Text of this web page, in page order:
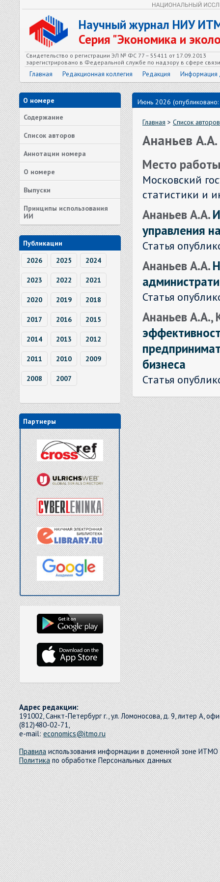
Научный журнал НИУ
Серия "Экономика и
Свидетельство о регистрации ЭЛ № ФС 77 – 55411 от 17.09.2013
зарегистрировано в Федеральной службе по надзору в сфере
Главная Редакционная коллегия Редакция Информация
О номере
Содержание
Список авторов
Аннотации номера
О номере
Выпуски
Принципы использования
ИИ
Публикации
2026
2025 2024
2023 2022 2021
2020 2019 2018
2017 2016 2015
2014 2013 2012
2011 2010 2009
2008 2007
Партнеры
Июнь 2026
Главная > Список авторов
Ананьев А.А.
Место
Московский
статистики и
Ананьев А.А.
управления
Статья
Ананьев А.А.
Статья
Ананьев
бизнеса
Статья
Адрес редакции:
191002, Санкт-Петербург г., ул. Ломоносова, д. 9, литер А,
(812)480-02-71,
e-mail:economics@itmo.ru
Правилаиспользования информации в доменной зоне ИТМО
Политикапо обработке Персональных данных